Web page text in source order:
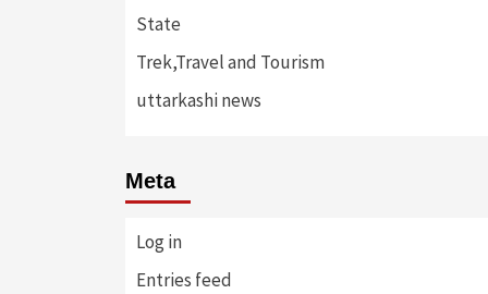
State
Trek,Travel and Tourism
uttarkashi news
Meta
Log in
Entries feed